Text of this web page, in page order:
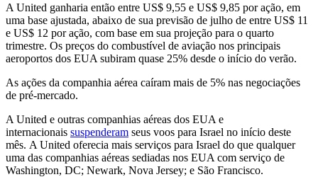
A United ganharia então entre US$ 9,55 e US$ 9,85 por ação, em
uma base ajustada, abaixo de sua previsão de julho de entre US$ 11
e US$ 12 por ação, com base em sua projeção para o quarto
trimestre. Os preços do combustível de aviação nos principais
aeroportos dos EUA subiram quase 25% desde o início do verão.
As ações da companhia aérea caíram mais de 5% nas negociações
de pré-mercado.
A United e outras companhias aéreas dos EUA e
internacionais suspenderam seus voos para Israel no início deste
mês. A United oferecia mais serviços para Israel do que qualquer
uma das companhias aéreas sediadas nos EUA com serviço de
Washington, DC; Newark, Nova Jersey; e São Francisco.